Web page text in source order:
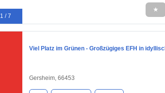
1 / 7
★
Viel Platz im Grünen - Großzügiges EFH in
Gersheim, 66453